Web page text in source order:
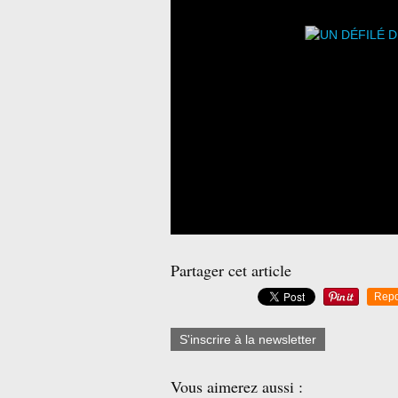
Partager cet article
S'inscrire à la newsletter
Vous aimerez aussi :